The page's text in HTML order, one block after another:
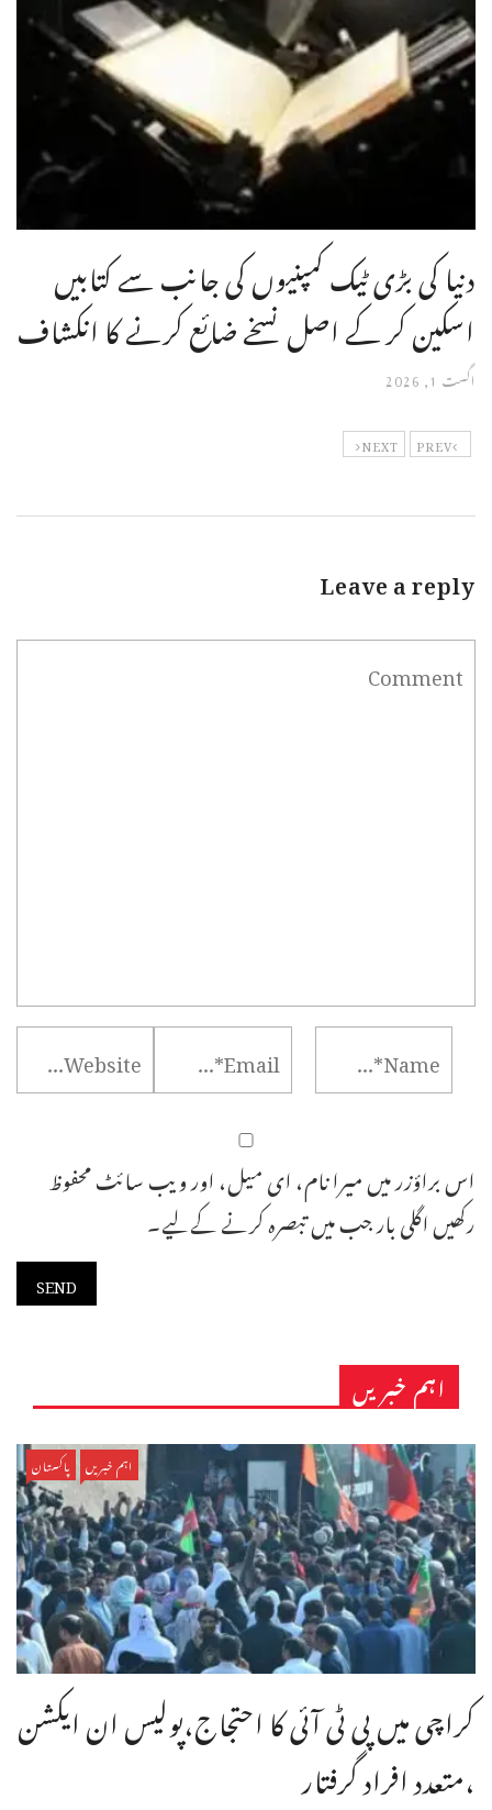
دنیا کی بڑی ٹیک کمپنیوں کی جانب سے کتابیں
اسکین کر کے اصل نسخے ضائع کرنے کا انکشاف
اگست 1, 2026
PREV
NEXT
Leave a reply
اس براؤزر میں میرا نام، ای میل، اور ویب سائٹ محفوظ
رکھیں اگلی بار جب میں تبصرہ کرنے کےلیے۔
اہم خبریں
اہم خبریں پاکستان
کراچی میں پی ٹی آئی کا احتجاج،پولیس ان ایکشن
،متعدد افراد گرفتار